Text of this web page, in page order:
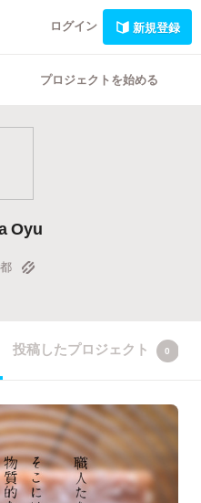
ログイン 新規登録
プロジェクトを始める
Oyu
投稿したプロジェクト 0